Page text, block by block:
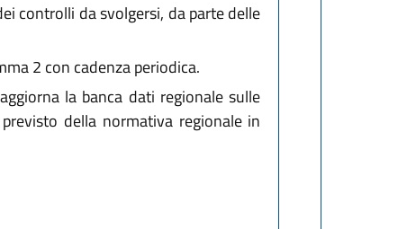
controlli da svolgersi, da parte delle
2 con cadenza periodica.
la banca dati regionale sulle
della normativa regionale in